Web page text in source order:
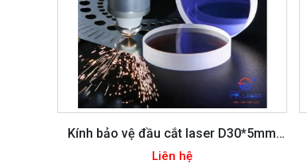
Kính bảo vệ đầu cắt laser D30*5mm
D27.9*4.1mm
Liên hệ